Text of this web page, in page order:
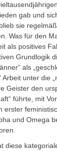
gab und
sie
Was für den
als positives
Grundlogik
als
unter die
Geister den
führte, mit
erster
und Omega
diese